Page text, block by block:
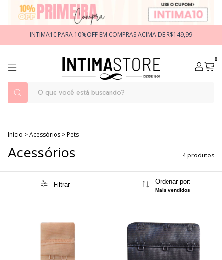
INTIMA10 PARA 10%OFF EM COMPRAS ACIMA DE R$149,99
0
Início >Acessórios >Pets
Acessórios 4 produtos
Filtrar Ordenar por:
Mais vendidos